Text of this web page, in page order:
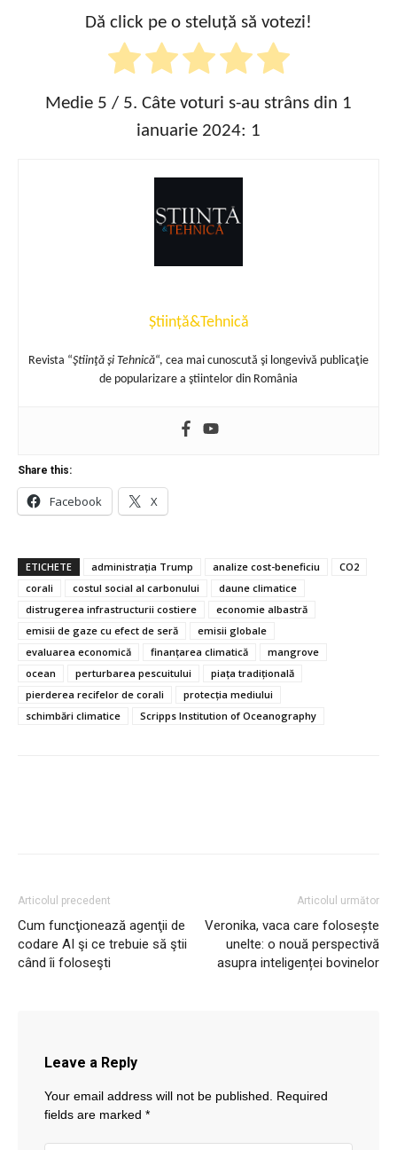
Dă click pe o steluță să votezi!
Medie 5 / 5. Câte voturi s-au strâns din 1
ianuarie 2024: 1
Știință&Tehnică
Revista “Ştiinţă şi Tehnică“, cea mai cunoscută şi longevivă publicaţie
de popularizare a ştiintelor din România
Share this:
Facebook X
ETICHETE administrația Trump analize cost-beneficiu
CO2
corali
costul social al carbonului
daune climatice
distrugerea infrastructurii costiere
economie albastră
emisii de gaze cu efect de seră
emisii globale
evaluarea economică
finanțarea climatică
mangrove
ocean
perturbarea pescuitului
piața tradițională
pierderea recifelor de corali
protecția mediului
schimbări climatice
Scripps Institution of Oceanography
Articolul precedent
Cum funcţionează agenţii de
codare AI şi ce trebuie să ştii
când îi foloseşti
Articolul următor
Veronika, vaca care folosește
unelte: o nouă perspectivă
asupra inteligenței bovinelor
Leave a Reply
Your email address will not be published.
Required
fields are marked *